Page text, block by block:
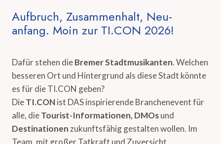
Aufbruch, Zusammenhalt, Neu-
anfang. Moin zur TI.CON 2026!
Dafür stehen dieBremer Stadtmusikanten. Welchen
besseren Ort und Hintergrund als diese Stadt könnte
es für die TI.CON geben?
DieTI.CONist DAS inspirierende Branchenevent für
alle, dieTourist-Informationen, DMOsund
Destinationen zukunftsfähig gestalten wollen. Im
Team, mit großer Tatkraft und Zuversicht.